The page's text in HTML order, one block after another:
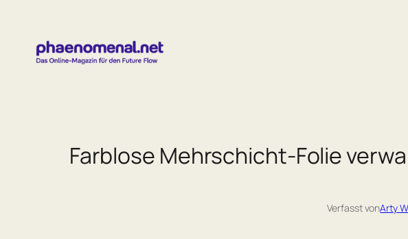
springen
Farblose Mehrschicht-Folie
Verfasst vonArty